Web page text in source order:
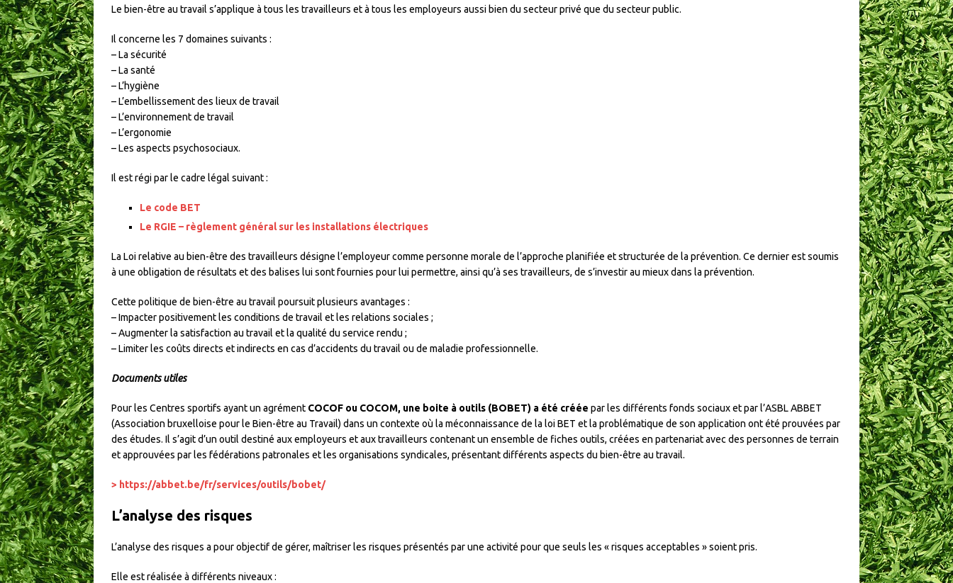
Le bien-être au travail s’applique à tous les travailleurs et à tous les employeurs aussi bien du secteur privé que du secteur public.
Il concerne les 7 domaines suivants :
– La sécurité
– La santé
– L’hygiène
– L’embellissement des lieux de travail
– L’environnement de travail
– L’ergonomie
– Les aspects psychosociaux.
Il est régi par le cadre légal suivant :
Le code BET
Le RGIE – règlement général sur les installations électriques
La Loi relative au bien-être des travailleurs désigne l’employeur comme personne morale de l’approche planifiée et structurée de la prévention. Ce dernier est soumis
à une obligation de résultats et des balises lui sont fournies pour lui permettre, ainsi qu’à ses travailleurs, de s’investir au mieux dans la prévention.
Cette politique de bien-être au travail poursuit plusieurs avantages :
– Impacter positivement les conditions de travail et les relations sociales ;
– Augmenter la satisfaction au travail et la qualité du service rendu ;
– Limiter les coûts directs et indirects en cas d’accidents du travail ou de maladie professionnelle.
Documents utiles
Pour les Centres sportifs ayant un agrément COCOF ou COCOM, une boite à outils (BOBET) a été créée par les différents fonds sociaux et par l’ASBL ABBET
(Association bruxelloise pour le Bien-être au Travail) dans un contexte où la méconnaissance de la loi BET et la problématique de son application ont été prouvées par
des études. Il s’agit d’un outil destiné aux employeurs et aux travailleurs contenant un ensemble de fiches outils, créées en partenariat avec des personnes de terrain
et approuvées par les fédérations patronales et les organisations syndicales, présentant différents aspects du bien-être au travail.
> https://abbet.be/fr/services/outils/bobet/
L’analyse des risques
L’analyse des risques a pour objectif de gérer, maîtriser les risques présentés par une activité pour que seuls les « risques acceptables » soient pris.
Elle est réalisée à différents niveaux :